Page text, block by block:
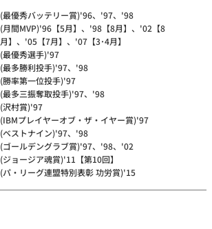
(最優秀バッテリー賞)'96、'97、'98
(月間MVP)'96【5月】、'98【8月】、'02【8
月】、'05【7月】、'07【3･4月】
(最優秀選手)'97
(最多勝利投手)'97、'98
(勝率第一位投手)'97
(最多三振奪取投手)'97、'98
(沢村賞)'97
(IBMプレイヤーオブ・ザ・イヤー賞)'97
(ベストナイン)'97、'98
(ゴールデングラブ賞)'97、'98、'02
(ジョージア魂賞)'11【第10回】
(パ・リーグ連盟特別表彰 功労賞)'15